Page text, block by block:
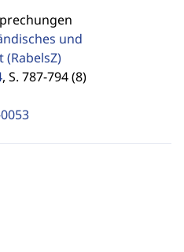
und
(RabelsZ)
, S. 787-794 (8)